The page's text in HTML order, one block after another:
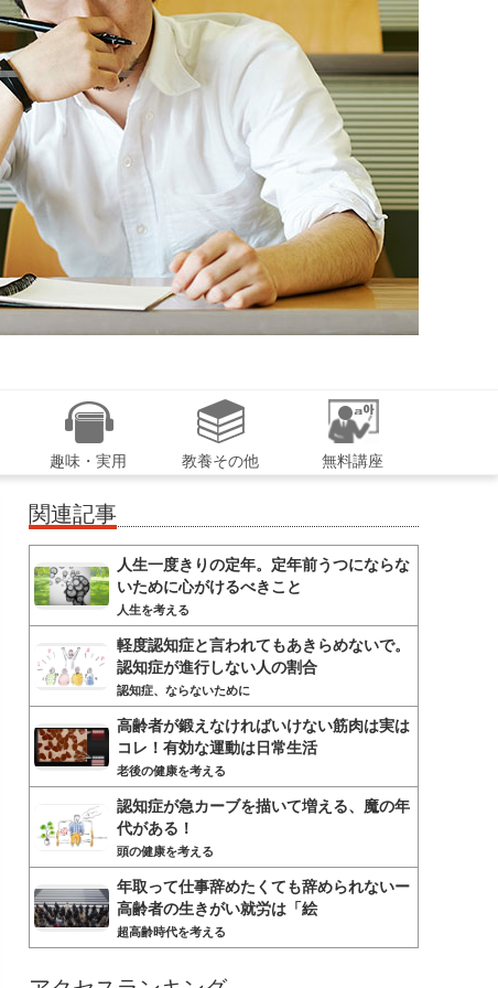
趣味・実用 教養その他 無料講座
関連記事
人生一度きりの定年。定年前うつにならな
いために心がけるべきこと
人生を考える
軽度認知症と言われてもあきらめないで。
認知症が進行しない人の割合
認知症、ならないために
高齢者が鍛えなければいけない筋肉は実は
コレ！有効な運動は日常生活
老後の健康を考える
認知症が急カーブを描いて増える、魔の年
代がある！
頭の健康を考える
年取って仕事辞めたくても辞められないー
高齢者の生きがい就労は「絵
超高齢時代を考える